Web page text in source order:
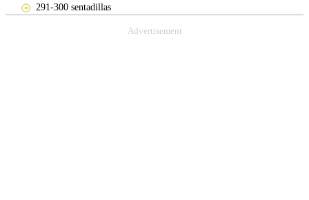
291-300 sentadillas
Advertisement